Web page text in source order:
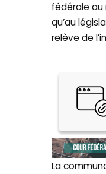
fédérale au
qu’au
relève de
La